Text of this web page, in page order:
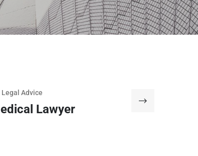
Legal Advice
edical Lawyer